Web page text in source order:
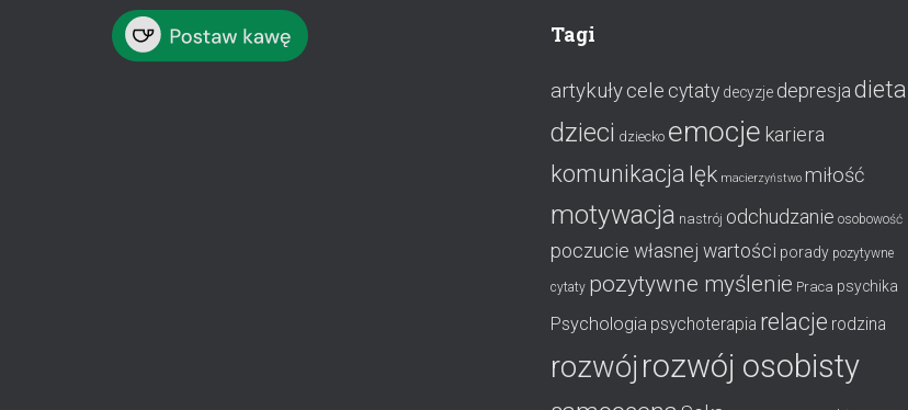
Tagi
artykułycele cytaty decyzje depresja dieta
dzieci dziecko emocje kariera
komunikacja lęk macierzyństwo miłość
motywacja nastrój odchudzanie osobowość
poczucie własnej wartości porady pozytywne
cytaty pozytywne myślenie Praca psychika
Psychologia psychoterapia relacje rodzina
rozwój rozwój osobisty